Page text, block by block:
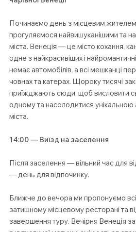
Починаємо день з місцевим
прогуляємося найвишуканішими та
міста. Венеція — це місто кохання,
одне з найкрасивіших і
немає автомобілів, а всі мешканці
човнах та катерах. Щороку тисячі
приїжджають сюди, щоб висловити
одному та насолодитися
міста.
14:00 — Виїзд на заселення
Після заселення — вільний час для
— день для відпочинку.
Ближче до вечора ми пропонуємо
затишному місцевому ресторані та
завершення туру. Вечірня Венеція